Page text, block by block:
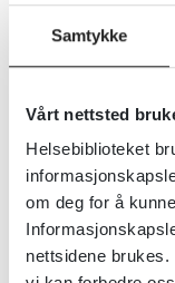
Samtykke
Vårt nettsted
Helsebiblioteket
om deg for å
nettsidene